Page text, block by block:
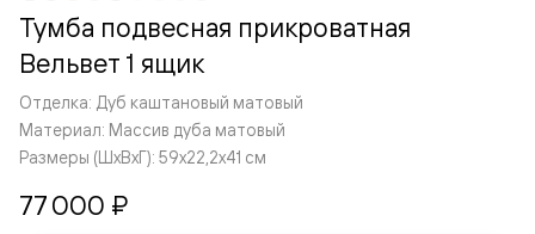
Тумба подвесная прикроватная
Вельвет 1 ящик
Отделка: Дуб каштановый матовый
Материал: Массив дуба матовый
Размеры (ШxВxГ): 59x22,2x41 см
77 000 ₽